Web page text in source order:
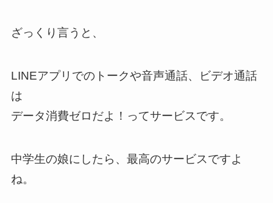
ざっくり言うと、
LINEアプリでのトークや音声通話、ビデオ通話
は
データ消費ゼロだよ！ってサービスです。
中学生の娘にしたら、最高のサービスですよ
ね。